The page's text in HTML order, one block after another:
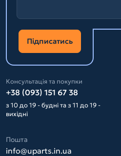
Підписатись
Консультація та покупки
+38 (093) 151 67 38
з 10 до 19 - будні та з 11 до 19 -
вихідні
Пошта
info@uparts.in.ua